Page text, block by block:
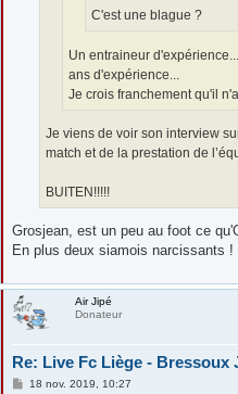
C'est une blague ?
Un entraineur
ans d'expérience...
Je crois franchement qu'il
Je viens de voir son interview
match et de la prestation de
BUITEN!!!!!
Grosjean, est un peu au foot ce
En plus deux siamois narcissants !
Air Jipé
Donateur
Re: Live Fc Liège - Bressoux
M18 nov. 2019, 10:27